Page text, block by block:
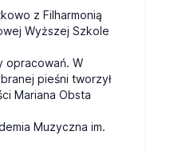
z Filharmonią
Wyższej Szkole
opracowań. W
pieśni tworzył
Mariana Obsta
Muzyczna im.